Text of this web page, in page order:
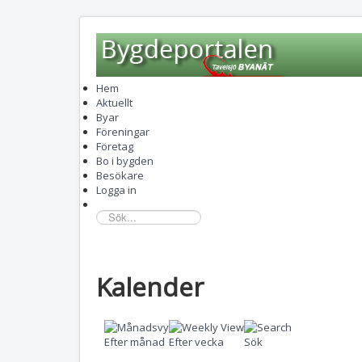
Hem
Aktuellt
Byar
Föreningar
Företag
Bo i bygden
Besökare
Logga in
sök...
Kalender
Efter månad Efter vecka Sök